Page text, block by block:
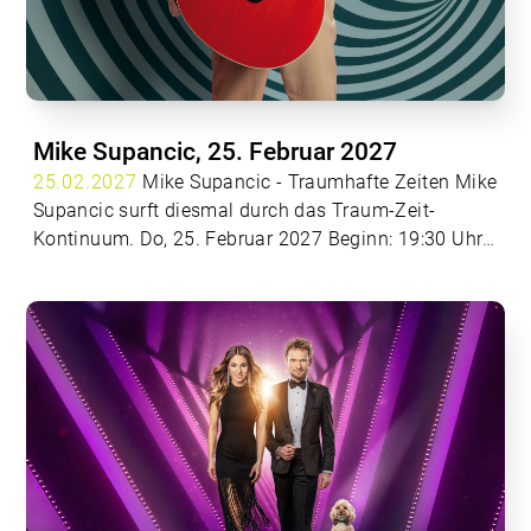
Mike Supancic, 25. Februar 2027
25.02.2027
Supancic surft diesmal durch das Traum-Zeit-
Kontinuum. Do, 25. Februar 2027 Beginn: 19:30 Uhr|
Mike Supancic surft diesmal durch das Traum-Zeit-
Kontinuum: In seiner Albtraumhitparade erleben Sie
die kostengünstige Do it yourself Chirurgie, Elon
Musk als Berater für das österreichische
Schulsystem und die dreistesten
Städtebeschimpfungen seit Thomas Bernhard.
Künstliche Intelligenz und natürliche Blödheit geben
sich ein Stelldichein. Hundertfünfzig Prozent Zölle
auf Pinguine und Vulkansteuern auf den Vesuv, die